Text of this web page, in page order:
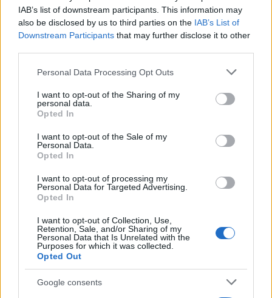
IAB’s list of downstream participants. This information may
also be disclosed by us to third parties on the IAB’s List of
Downstream Participants that may further disclose it to other
Please note that this website/app uses one or more Google
not limited to your visit or usage behaviour. You may click to
grant or deny consent to Google and its third-party tags to
use your data for below specified purposes in below Google
consent section.
Personal Data Processing Opt Outs
I want to opt-out of the Sharing of my
personal data.
Opted In
I want to opt-out of the Sale of my
Personal Data.
Opted In
I want to opt-out of processing my
Personal Data for Targeted Advertising.
Opted In
I want to opt-out of Collection, Use,
Retention, Sale, and/or Sharing of my
Personal Data that Is Unrelated with the
Purposes for which it was collected.
Opted Out
Google consents
szerepet a rádiózás töltötte be. Az számított sikeresnek,
akit ott hallottak az emberek, legyen az akár énekes vagy
szédíti a nála jóval fiatalabb lányokat, igazi bájgúnár.
szerepben?
Nagyon távol áll tőlem, már csak az életkoromból adódóan
is, és azért is, mert ? ahogy az előbb említettem ? a tinibulik
kimaradtak az életemből. Úgy gondolom, a legjobb, ha az
adott napra fókuszálunk, és azt próbáljuk meg a lehető
legteljesebben megélni.